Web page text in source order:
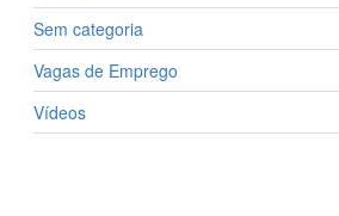
Sem categoria
Vagas de Emprego
Vídeos